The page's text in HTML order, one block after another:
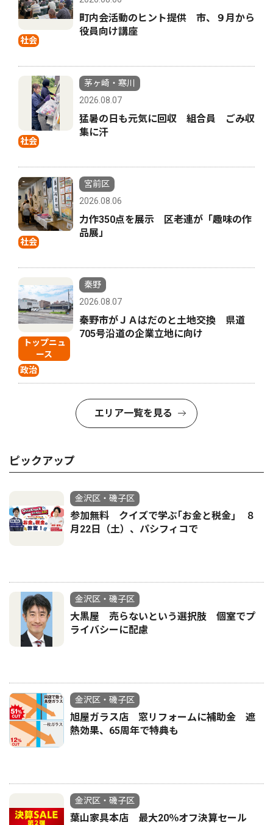
社会
町内会活動のヒント提供 市、９月から
役員向け講座
社会
茅ヶ崎・寒川
2026.08.07
猛暑の日も元気に回収 組合員 ごみ収
集に汗
社会
宮前区
2026.08.06
力作350点を展示 区老連が「趣味の作
品展」
トップニュ
ース
政治
秦野
2026.08.07
秦野市がＪＡはだのと土地交換 県道
705号沿道の企業立地に向け
エリア一覧を見る
ピックアップ
金沢区・磯子区
参加無料 クイズで学ぶ｢お金と税金｣ ８
月22日（土）、パシフィコで
金沢区・磯子区
大黒屋 売らないという選択肢 個室でプ
ライバシーに配慮
金沢区・磯子区
旭屋ガラス店 窓リフォームに補助金 遮
熱効果、65周年で特典も
金沢区・磯子区
葉山家具本店 最大20％オフ決算セール